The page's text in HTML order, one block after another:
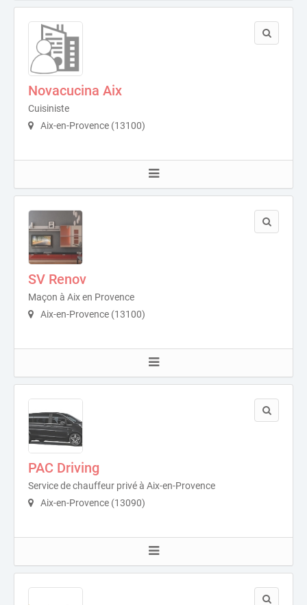
Novacucina Aix
Cuisiniste
Aix-en-Provence (13100)
SV Renov
Maçon à Aix en Provence
Aix-en-Provence (13100)
PAC Driving
Service de chauffeur privé à Aix-en-Provence
Aix-en-Provence (13090)